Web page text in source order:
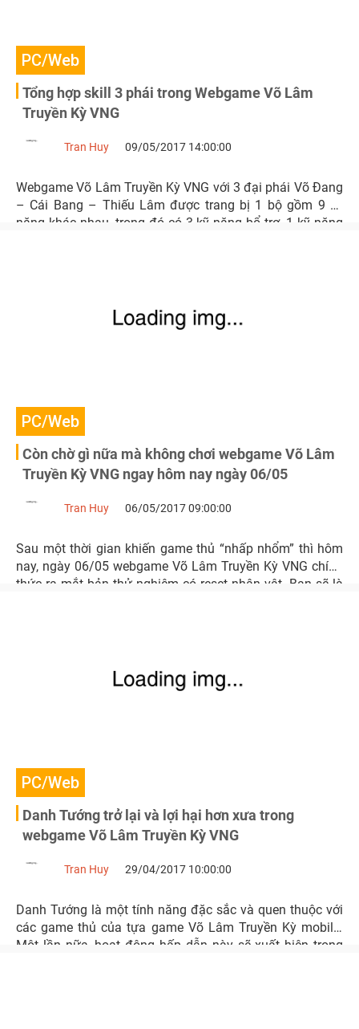
PC/Web
Tổng hợp skill 3 phái trong Webgame Võ Lâm
Truyền Kỳ VNG
Tran Huy 09/05/2017 14:00:00
Webgame Võ Lâm Truyền Kỳ VNG với 3 đại phái Võ Đang
– Cái Bang – Thiếu Lâm được trang bị 1 bộ gồm 9 kỹ
năng khác nhau, trong đó có 3 kỹ năng bổ trợ, 1 kỹ năng
PC/Web
Còn chờ gì nữa mà không chơi webgame Võ Lâm
Truyền Kỳ VNG ngay hôm nay ngày 06/05
Tran Huy 06/05/2017 09:00:00
Sau một thời gian khiến game thủ “nhấp nhổm” thì hôm
nay, ngày 06/05 webgame Võ Lâm Truyền Kỳ VNG chính
thức ra mắt bản thử nghiệm có reset nhân vật. Bạn sẽ là
PC/Web
Danh Tướng trở lại và lợi hại hơn xưa trong
webgame Võ Lâm Truyền Kỳ VNG
Tran Huy 29/04/2017 10:00:00
Danh Tướng là một tính năng đặc sắc và quen thuộc với
các game thủ của tựa game Võ Lâm Truyền Kỳ mobile.
Một lần nữa, hoạt động hấp dẫn này sẽ xuất hiện trong